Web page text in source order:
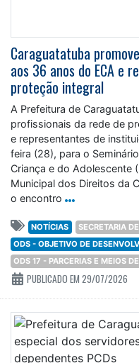
Caraguatatuba
aos 36 anos do ECA e
proteção integral
A Prefeitura de
profissionais da rede de
e representantes de
feira (28), para o
Criança e do Adolescente
Municipal dos Direitos da
o encontro
NOTÍCIAS
SECRETARIA
ODS - OBJETIVO DE
ODS 17 - PARCERIAS E MEIOS
PUBLICADO EM 29/07/2026